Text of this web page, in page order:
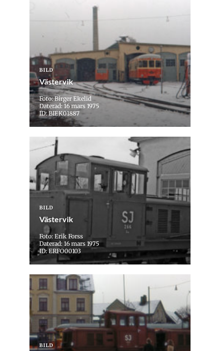
BILD
Västervik
Foto: Birger Ekelid
Daterad: 16 mars 1975
ID: BIEK01887
BILD
Västervik
Foto: Erik Forss
Daterad: 16 mars 1975
ID: ERFO00103
BILD